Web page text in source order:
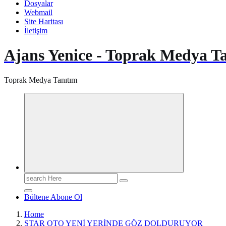
Dosyalar
Webmail
Site Haritası
İletişim
Ajans Yenice - Toprak Medya
Toprak Medya Tanıtım
Search
for:
Bültene Abone Ol
Home
STAR OTO YENİ YERİNDE GÖZ DOLDURUYOR